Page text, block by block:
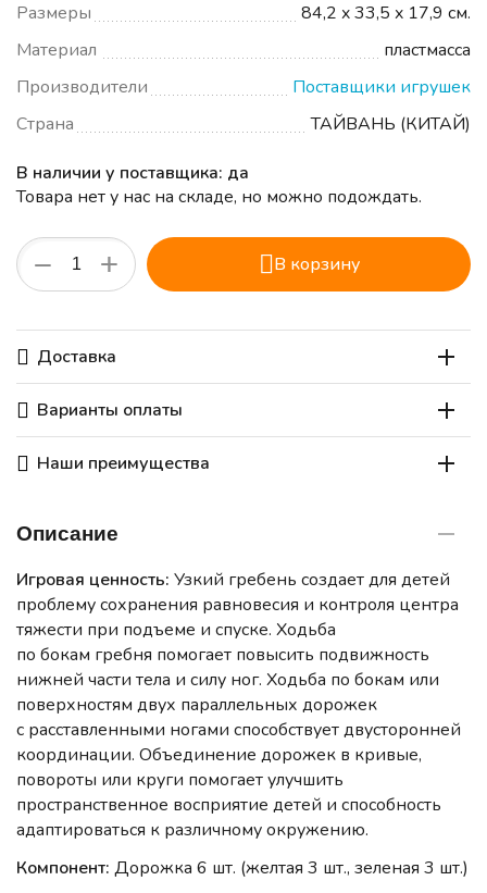
Размеры
84,2 x 33,5 x 17,9 см.
Материал
пластмасса
Производители
Поставщики игрушек
Страна
ТАЙВАНЬ (КИТАЙ)
В наличии у поставщика: да
Товара нет у нас на складе, но можно подождать.
+
− В корзину
Доставка
Варианты оплаты
Наши преимущества
Описание
Игровая ценность: Узкий гребень создает для детей
проблему сохранения равновесия и контроля центра
тяжести при подъеме и спуске. Ходьба
по бокам гребня помогает повысить подвижность
нижней части тела и силу ног. Ходьба по бокам или
поверхностям двух параллельных дорожек
с расставленными ногами способствует двусторонней
координации. Объединение дорожек в кривые,
повороты или круги помогает улучшить
пространственное восприятие детей и способность
адаптироваться к различному окружению.
Компонент: Дорожка 6 шт. (желтая 3 шт., зеленая 3 шт.)